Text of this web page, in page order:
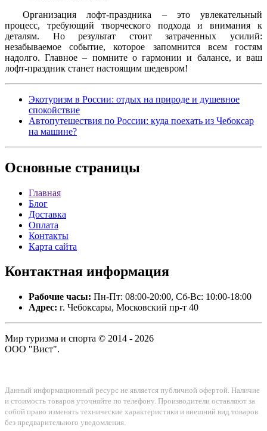
Организация лофт-праздника – это увлекательный
процесс, требующий творческого подхода и внимания к
деталям. Но результат стоит затраченных усилий:
незабываемое событие, которое запомнится всем гостям
надолго. Главное – помните о гармонии и балансе, и ваш
лофт-праздник станет настоящим шедевром!
Экотуризм в России: отдых на природе и душевное
спокойствие
Автопутешествия по России: куда поехать из Чебоксар
на машине?
Основные страницы
Главная
Блог
Доставка
Оплата
Контакты
Карта сайта
Контактная информация
Рабочие часы: Пн-Пт: 08:00-20:00, Сб-Вс: 10:00-18:00
Адрес: г. Чебоксары, Московский пр-т 40
Мир туризма и спорта © 2014 - 2026
ООО "Вист".
Данный информационный ресурс не является публичной офертой. Наличие
и стоимость товаров уточняйте по телефону. Производители оставляют за
собой право изменять технические характеристики и внешний вид товаров
без предварительного уведомления.